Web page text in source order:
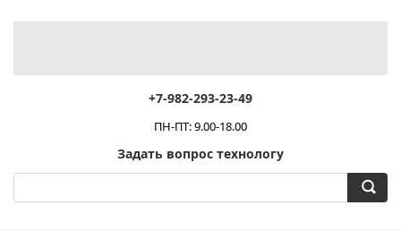
+7-982-293-23-49
ПН-ПТ: 9.00-18.00
Задать вопрос технологу